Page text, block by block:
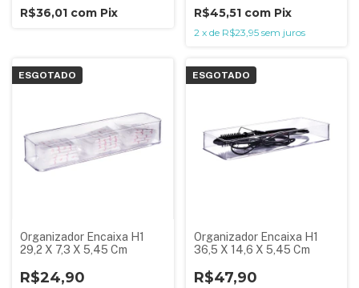
R$36,01 com Pix R$45,51 com Pix
2 x de R$23,95 sem juros
ESGOTADO
Organizador Encaixa H1
29,2 X 7,3 X 5,45 Cm
R$24,90
ESGOTADO
Organizador Encaixa H1
36,5 X 14,6 X 5,45 Cm
R$47,90